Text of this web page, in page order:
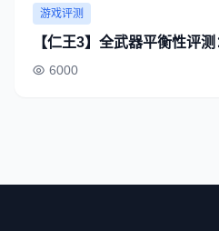
游戏评测
【仁王3】全武器平衡性评
6000